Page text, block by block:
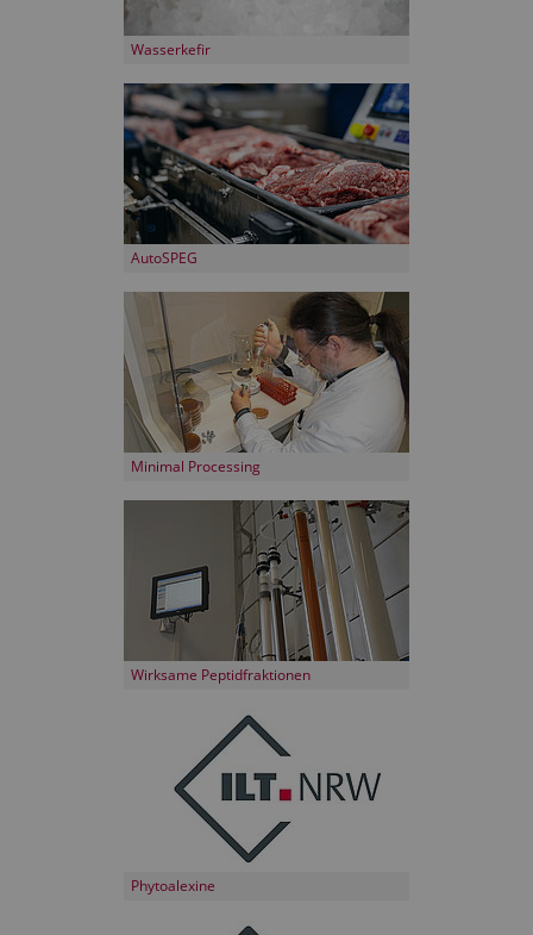
Wasserkefir
AutoSPEG
Minimal Processing
Wirksame Peptidfraktionen
Phytoalexine